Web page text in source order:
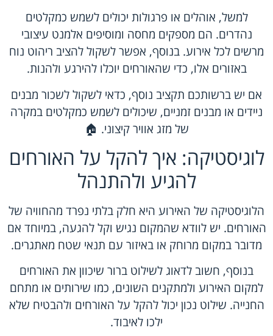
למשל, אוהלים או פרגולות יכולים לשמש כמקלטים
נהדרים. הם מספקים מחסה ומוסיפים אלמנט עיצובי
מרשים לכל אירוע. בנוסף, אפשר לשקול להציב ריהוט נוח
באזורים אלו, כדי שהאורחים יוכלו להירגע ולהנות.
אם יש ברשותכם תקציב נוסף, כדאי לשקול לשכור מבנים
ניידים או מבנים זמניים, שיכולים לשמש כמקלטים במקרה
של מזג אוויר קיצוני. 🏠
לוגיסטיקה: איך להקל על האורחים
להגיע ולהתנהל
הלוגיסטיקה של האירוע היא חלק בלתי נפרד מהחוויה של
האורחים. יש לוודא שהמקום נגיש וקל להגעה, במיוחד אם
מדובר במקום מרוחק או באיזור עם תנאי שטח מאתגרים.
בנוסף, חשוב לדאוג לשילוט ברור שיכוון את האורחים
למקום האירוע ולמתקנים השונים, כמו שירותים או מתחם
החנייה. שילוט נכון יכול להקל על האורחים ולהבטיח שלא
ילכו לאיבוד.